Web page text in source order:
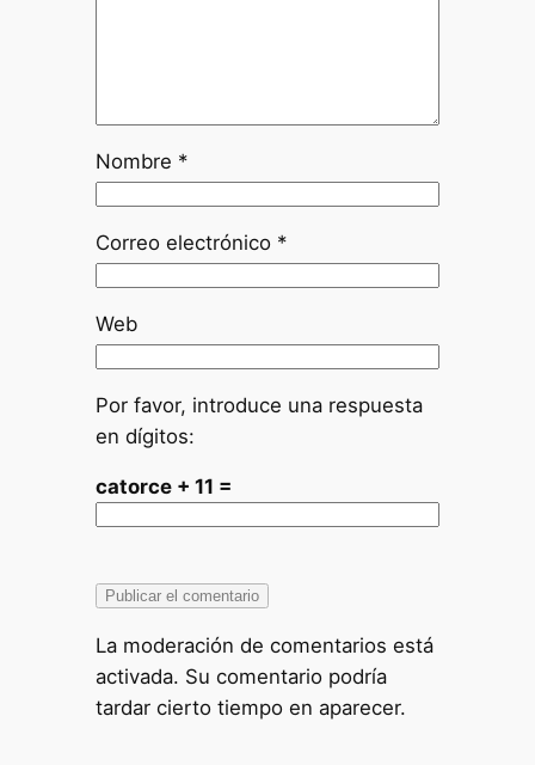
Nombre *
Correo electrónico *
Web
Por favor, introduce una respuesta
en dígitos:
catorce + 11 =
La moderación de comentarios está
activada. Su comentario podría
tardar cierto tiempo en aparecer.